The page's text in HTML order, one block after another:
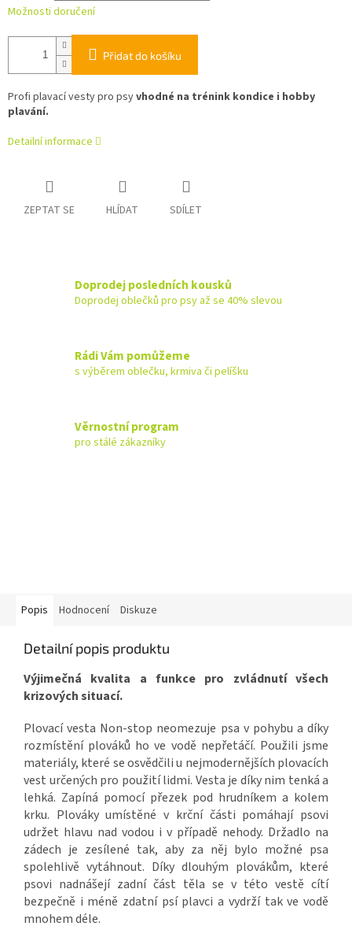
Možnosti doručení
Přidat do košíku
Profi plavací vesty pro psyvhodné na trénink kondice i hobby
plavání.
Detailní informace
ZEPTAT SE HLÍDAT SDÍLET
Doprodej posledních kousků
Doprodej oblečků pro psy až se 40% slevou
Rádi Vám pomůžeme
s výběrem oblečku, krmiva či pelíšku
Věrnostní program
pro stálé zákazníky
Popis Hodnocení Diskuze
Detailní popis produktu
Výjimečná kvalita a funkce pro zvládnutí všech
krizových situací.
Plovací vesta Non-stop neomezuje psa v pohybu a díky
rozmístění plováků ho ve vodě nepřetáčí. Použili jsme
materiály, které se osvědčili u nejmodernějších plovacích
vest určených pro použití lidmi. Vesta je díky nim tenká a
lehká. Zapíná pomocí přezek pod hrudníkem a kolem
krku. Plováky umístěné v krční části pomáhají psovi
udržet hlavu nad vodou i v případě nehody. Držadlo na
zádech je zesílené tak, aby za něj bylo možné psa
spolehlivě vytáhnout. Díky dlouhým plovákům, které
psovi nadnášejí zadní část těla se v této vestě cítí
bezpečně i méně zdatní psí plavci a vydrží tak ve vodě
mnohem déle.